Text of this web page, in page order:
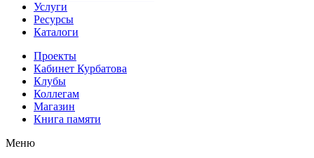
Услуги
Ресурсы
Каталоги
Проекты
Кабинет Курбатова
Клубы
Коллегам
Магазин
Книга памяти
Меню